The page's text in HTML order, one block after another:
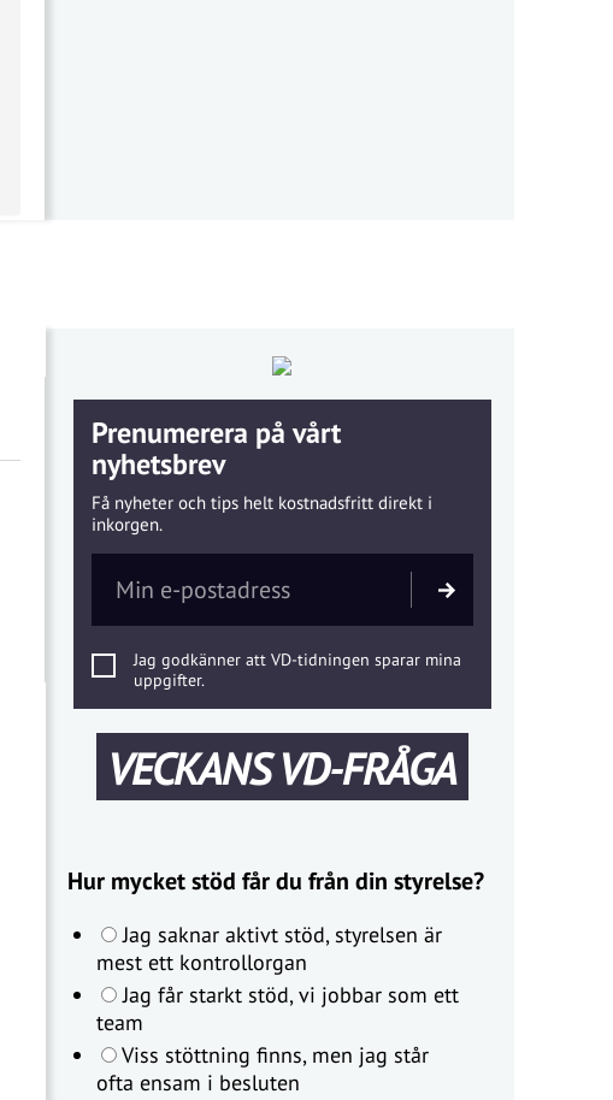
Prenumerera på vårt
nyhetsbrev
Få nyheter och tips helt kostnadsfritt direkt i
inkorgen.
Jag godkänner att VD-tidningen sparar mina
uppgifter.
VECKANS VD-FRÅGA
Hur mycket stöd får du från din styrelse?
Jag saknar aktivt stöd, styrelsen är
mest ett kontrollorgan
Jag får starkt stöd, vi jobbar som ett
team
Viss stöttning finns, men jag står
ofta ensam i besluten